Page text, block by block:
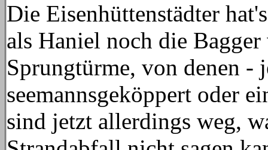
Die Eisenhüttenstädter
als Haniel noch die
Sprungtürme, von denen -
seemannsgeköppert oder
sind jetzt allerdings weg,